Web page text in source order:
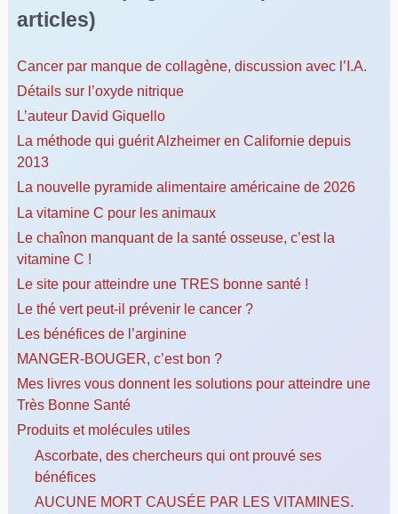
articles)
Cancer par manque de collagène, discussion avec l’I.A.
Détails sur l’oxyde nitrique
L’auteur David Giquello
La méthode qui guérit Alzheimer en Californie depuis
2013
La nouvelle pyramide alimentaire américaine de 2026
La vitamine C pour les animaux
Le chaînon manquant de la santé osseuse, c’est la
vitamine C !
Le site pour atteindre une TRES bonne santé !
Le thé vert peut-il prévenir le cancer ?
Les bénéfices de l’arginine
MANGER-BOUGER, c’est bon ?
Mes livres vous donnent les solutions pour atteindre une
Très Bonne Santé
Produits et molécules utiles
Ascorbate, des chercheurs qui ont prouvé ses
bénéfices
AUCUNE MORT CAUSÉE PAR LES VITAMINES.